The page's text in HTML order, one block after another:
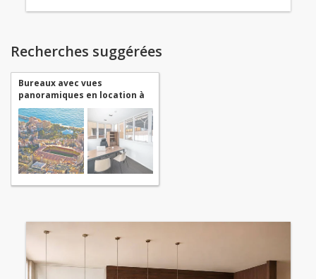
Recherches suggérées
Bureaux avec vues
panoramiques en location à
Monaco Fontvieille